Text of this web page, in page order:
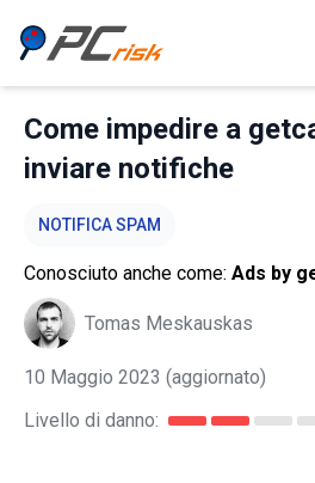
Come impedire a
inviare notifiche
NOTIFICA SPAM
Conosciuto anche come: Ads by
Tomas Meskauskas
10 Maggio 2023 (aggiornato)
Livello di danno: